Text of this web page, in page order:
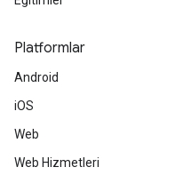
Platformlar
Android
iOS
Web
Web Hizmetleri